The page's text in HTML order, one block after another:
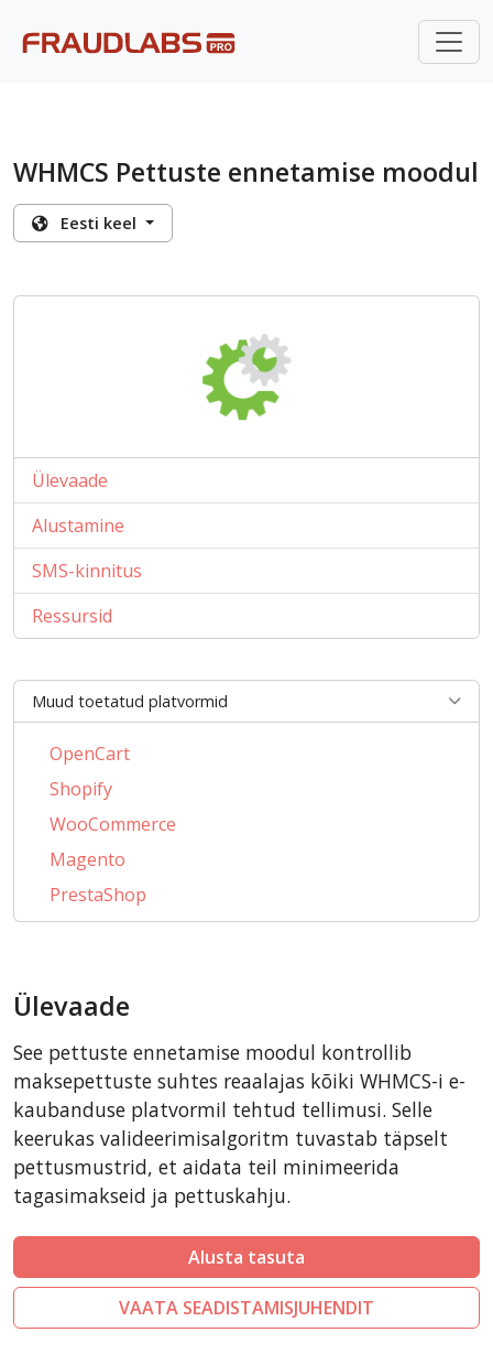
WHMCS Pettuste ennetamise moodul
Eesti keel
Ülevaade
Alustamine
SMS-kinnitus
Ressursid
Muud toetatud platvormid
OpenCart
Shopify
WooCommerce
Magento
PrestaShop
BigCommerce
CSCart
LiteCart
ZenCart
PinnacleCart
FoxyCart
Easy Digital Downloads
Ecwid by Lightspeed
Ülevaade
See pettuste ennetamise moodul kontrollib
maksepettuste suhtes reaalajas kõiki WHMCS-i e-
kaubanduse platvormil tehtud tellimusi. Selle
keerukas valideerimisalgoritm tuvastab täpselt
pettusmustrid, et aidata teil minimeerida
tagasimakseid ja pettuskahju.
Alusta tasuta
VAATA SEADISTAMISJUHENDIT